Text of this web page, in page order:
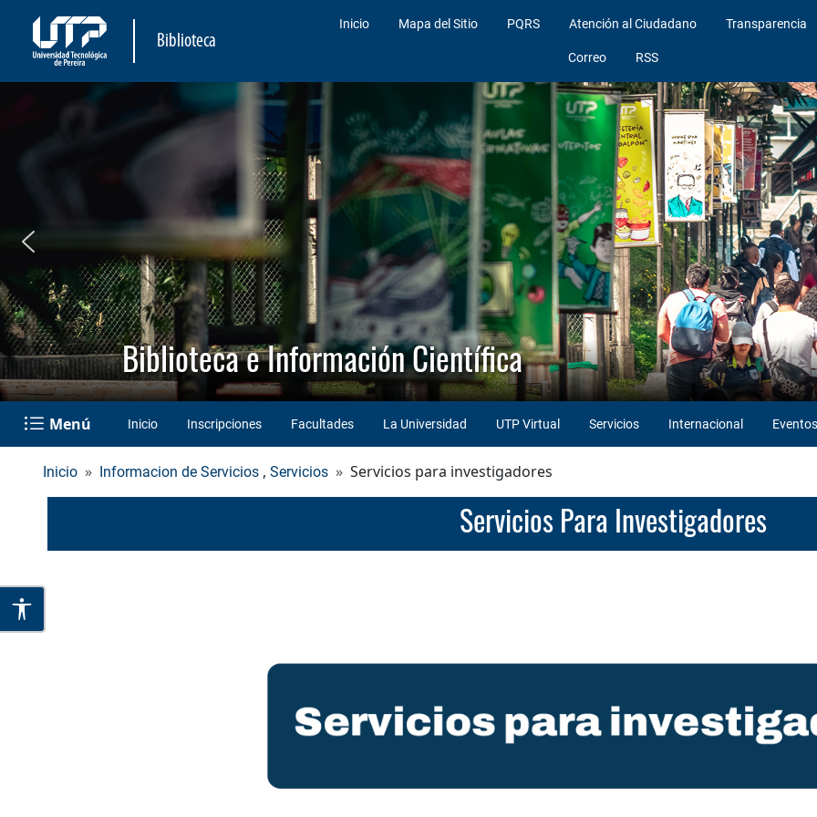
Biblioteca
Inicio Mapa del Sitio PQRS Atención al Ciudadano Transparencia
Correo RSS
Biblioteca e Información Científica
Menú Inicio Inscripciones Facultades La Universidad UTP Virtual Servicios Internacional Eventos
Inicio Informacion de Servicios , Servicios Servicios para investigadores
Servicios Para Investigadores